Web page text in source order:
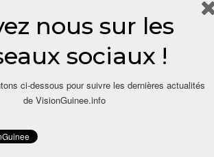
nous sur les
sociaux !
ci-dessous pour suivre les dernières actualités
de VisionGuinee.info